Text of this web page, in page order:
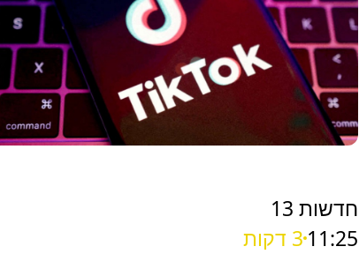
חדשות 13
11:25 3 דקות